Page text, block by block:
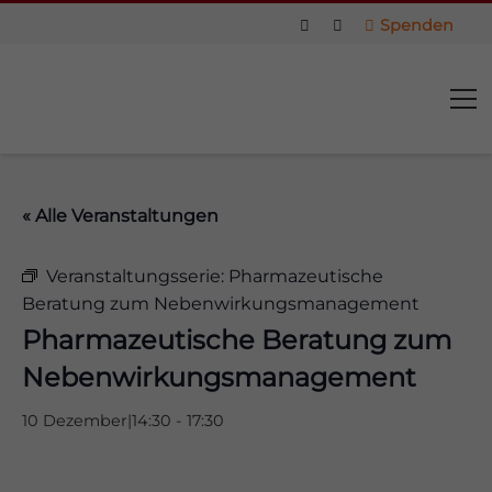
Spenden
« Alle Veranstaltungen
Veranstaltungsserie: Pharmazeutische
Beratung zum Nebenwirkungsmanagement
Pharmazeutische Beratung zum
Nebenwirkungsmanagement
10 Dezember|14:30 - 17:30